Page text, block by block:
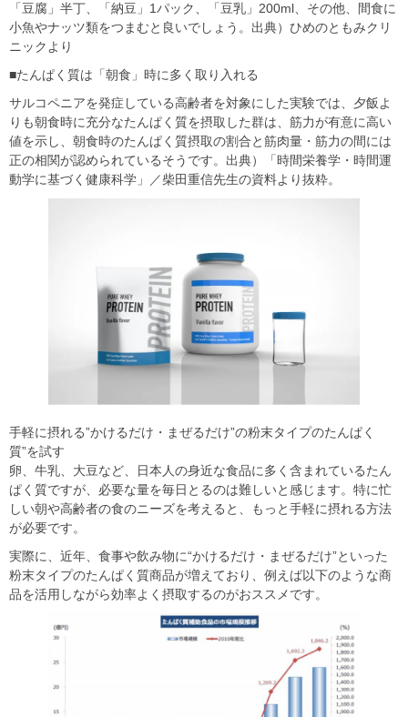
「豆腐」半丁、「納豆」 1パック、「豆乳」 200ml、その他、間食に
小魚やナッツ類をつまむと良いでしょう。出典）ひめのともみクリ
ニックより
■たんぱく質は「朝食」時に多く取り入れる
サルコペニアを発症している高齢者を対象にした実験では、夕飯よ
りも朝食時に充分なたんぱく質を摂取した群は、筋力が有意に高い
値を示し、朝食時のたんぱく質摂取の割合と筋肉量・筋力の間には
正の相関が認められているそうです。出典）「時間栄養学・時間運
動学に基づく健康科学」／柴田重信先生の資料より抜粋。
手軽に摂れる”かけるだけ・まぜるだけ”の粉末タイプのたんぱく
質”を試す
卵、牛乳、大豆など、日本人の身近な食品に多く含まれているたん
ぱく質ですが、必要な量を毎日とるのは難しいと感じます。特に忙
しい朝や高齢者の食のニーズを考えると、もっと手軽に摂れる方法
が必要です。
実際に、近年、食事や飲み物に“かけるだけ・まぜるだけ”といった
粉末タイプのたんぱく質商品が増えており、例えば以下のような商
品を活用しながら効率よく摂取するのがおススメです。